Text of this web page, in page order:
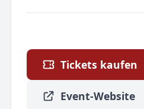
Tickets kaufen
Event-Website